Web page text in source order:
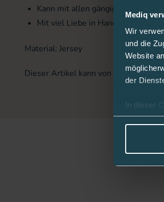
Mediq
Wir
und die
Website
der
In dieser
Kann mit allen gängigen
Mit viel Liebe in Handarbeit
Material: Jersey
Dieser Artikel kann von Ihrer